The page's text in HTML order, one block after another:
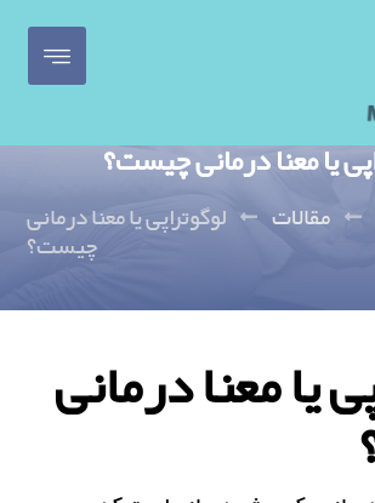
یا معنا درمانی چیست؟
مقالات
لوگوتراپی یا معنا درمانی
چیست؟
یا معنا درمانی